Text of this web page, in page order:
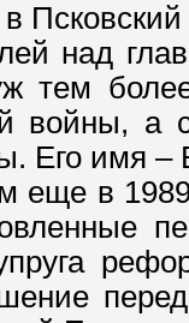
над
тем
войны, а
Его имя –
в 1989